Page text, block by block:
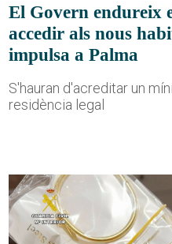
El Govern endureix
accedir als nous
impulsa a Palma
S'hauran d'acreditar un
residència legal